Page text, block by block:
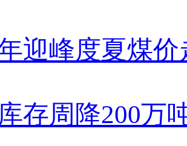
迎峰度夏煤价
存周降200万